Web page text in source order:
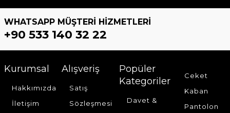
WHATSAPP MÜŞTERI HIZMETLERI
+90 533 140 32 22
Kurumsal
Hakkımızda
İletişim
Alışveriş
Satış
Sözleşmesi
Popüler
Kategoriler
Davet &
Ceket
Kaban
Pantolon